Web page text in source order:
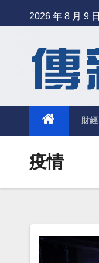
to
2026 年 8 月 9 日
財經
疫情